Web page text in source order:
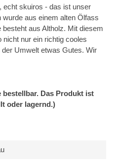
echt skuiros - das ist unser
aus einem alten Ölfass
besteht aus Altholz. Mit diesem
nicht nur ein richtig cooles
Umwelt etwas Gutes. Wir
Das Produkt ist
oder lagernd.)